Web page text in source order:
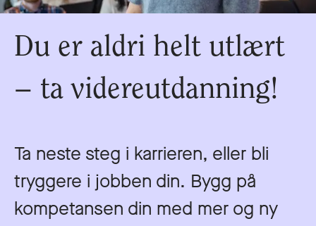
Du er aldri helt utlært
– ta videreutdanning!
Ta neste steg i karrieren, eller bli
tryggere i jobben din. Bygg på
kompetansen din med mer og ny